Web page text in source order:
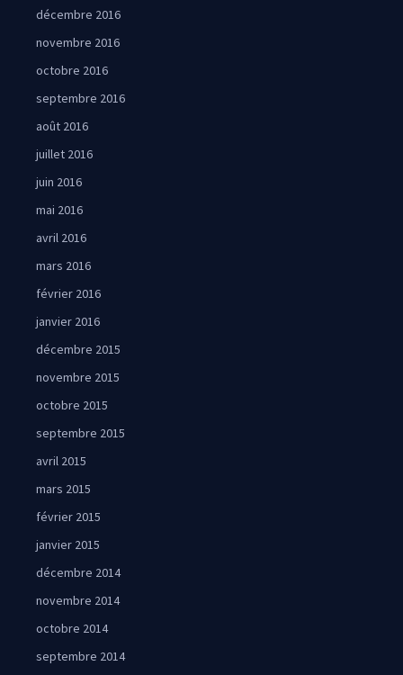
décembre 2016
novembre 2016
octobre 2016
septembre 2016
août 2016
juillet 2016
juin 2016
mai 2016
avril 2016
mars 2016
février 2016
janvier 2016
décembre 2015
novembre 2015
octobre 2015
septembre 2015
avril 2015
mars 2015
février 2015
janvier 2015
décembre 2014
novembre 2014
octobre 2014
septembre 2014